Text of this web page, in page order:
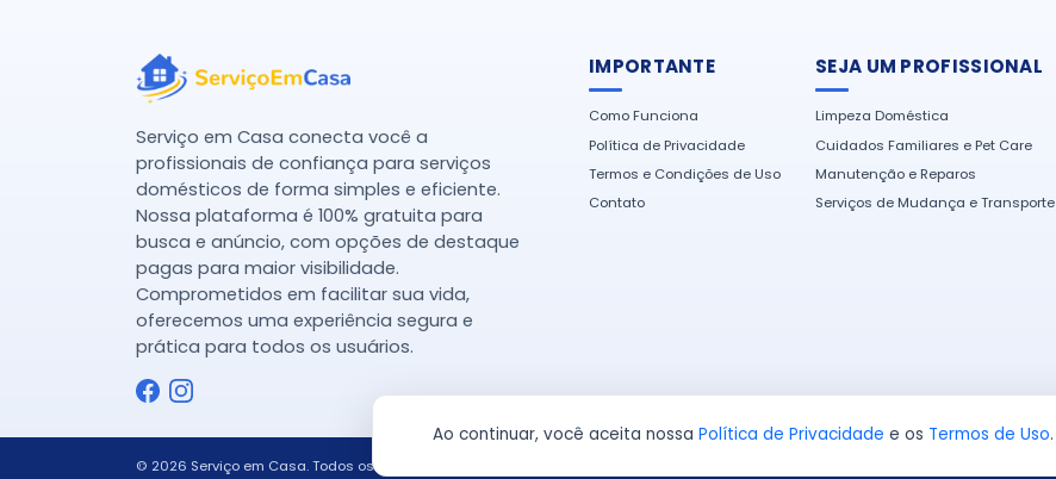
Serviço em Casa conecta você a
profissionais de confiança para serviços
domésticos de forma simples e eficiente.
Nossa plataforma é 100% gratuita para
busca e anúncio, com opções de destaque
pagas para maior visibilidade.
Comprometidos em facilitar sua vida,
oferecemos uma experiência segura e
prática para todos os usuários.
IMPORTANTE
Como Funciona
Política de Privacidade
Termos e Condições de Uso
Contato
SEJA UM PROFISSIONAL
Limpeza Doméstica
Cuidados Familiares e Pet Care
Manutenção e Reparos
Serviços de Mudança e Transporte
© 2026 Serviço em Casa. Todos os direitos reservados.
Ao continuar, você aceita nossa Política de Privacidade e os Termos de Uso.